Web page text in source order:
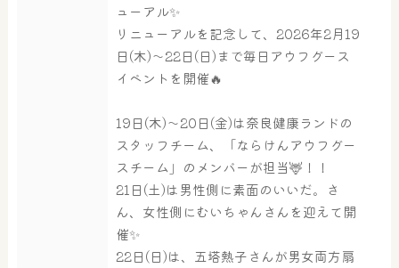
はしゃきっズ
その他施設 ご宿泊
ューアル✨
リニューアルを記念して、2026年2月19
日(木)～22日(日)まで毎日アウフグース
イベントを開催🔥
19日(木)～20日(金)は奈良健康ランドの
スタッフチーム、「ならけんアウフグー
スチーム」のメンバーが担当🦌！！
21日(土)は男性側に素面のいいだ。さ
ん、女性側にむいちゃんさんを迎えて開
催✨
22日(日)は、五塔熱子さんが男女両方扇